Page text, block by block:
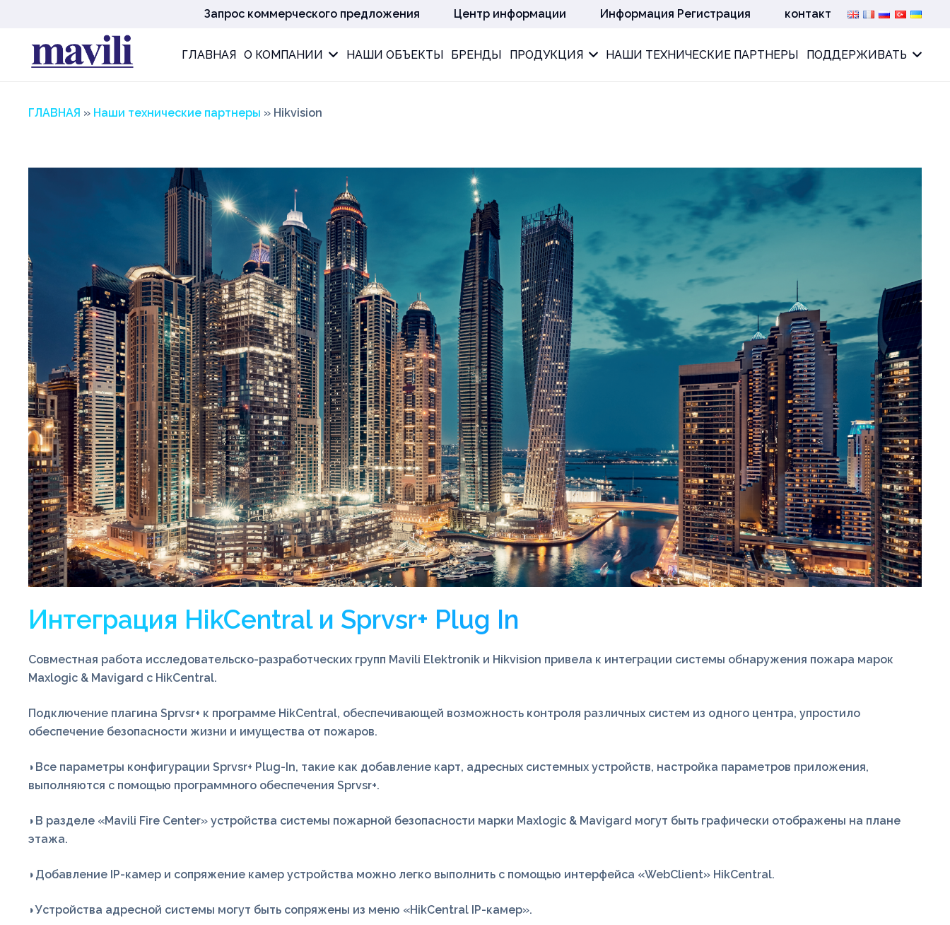
Запрос коммерческого предложения Центр информации Информация Регистрация контакт
ГЛАВНАЯ О КОМПАНИИ НАШИ ОБЪЕКТЫ БРЕНДЫ ПРОДУКЦИЯ НАШИ ТЕХНИЧЕСКИЕ ПАРТНЕРЫ ПОДДЕРЖИВАТЬ
ГЛАВНАЯ » Наши технические партнеры » Hikvision
Интеграция HikCentral и Sprvsr+ Plug In
Совместная работа исследовательско-разработческих групп Mavili Elektronik и Hikvision привела к интеграции системы обнаружения пожара марок
Maxlogic & Mavigard с HikCentral.
Подключение плагина Sprvsr+ к программе HikCentral, обеспечивающей возможность контроля различных систем из одного центра, упростило
обеспечение безопасности жизни и имущества от пожаров.
◗Все параметры конфигурации Sprvsr+ Plug-In, такие как добавление карт, адресных системных устройств, настройка параметров приложения,
выполняются с помощью программного обеспечения Sprvsr+.
◗В разделе «Mavili Fire Center» устройства системы пожарной безопасности марки Maxlogic & Mavigard могут быть графически отображены на плане
этажа.
◗Добавление IP-камер и сопряжение камер устройства можно легко выполнить с помощью интерфейса «WebClient» HikCentral.
◗Устройства адресной системы могут быть сопряжены из меню «HikCentral IP-камер».